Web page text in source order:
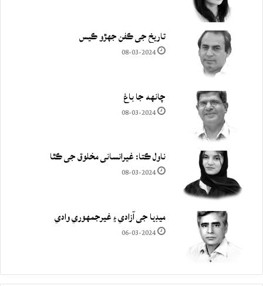
تاريخ جي ڪفن جھڙو ڪيس
08-03-2024
چانهه جا باغ
08-03-2024
ناول ڪتا: غيرانساني مخلوق جي ڪٿا
08-03-2024
ميڊيا جي آزادي ۽ غيرجمھوري وادي
06-03-2024